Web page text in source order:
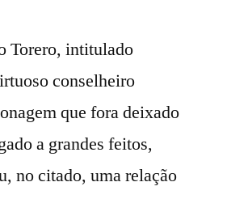
Torero, intitulado
conselheiro
que fora deixado
a grandes feitos,
no citado, uma relação